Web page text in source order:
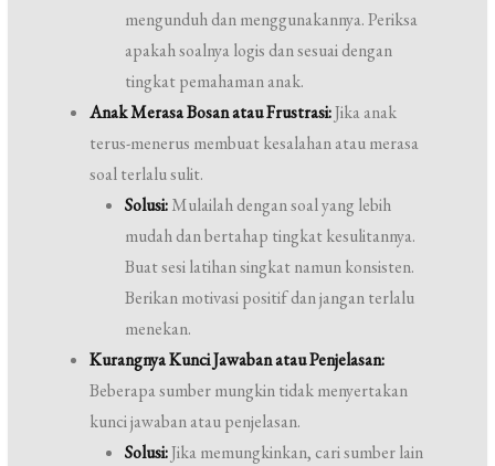
mengunduh dan menggunakannya. Periksa
apakah soalnya logis dan sesuai dengan
tingkat pemahaman anak.
Anak Merasa Bosan atau Frustrasi:Jika anak
terus-menerus membuat kesalahan atau merasa
soal terlalu sulit.
Solusi:Mulailah dengan soal yang lebih
mudah dan bertahap tingkat kesulitannya.
Buat sesi latihan singkat namun konsisten.
Berikan motivasi positif dan jangan terlalu
menekan.
Kurangnya Kunci Jawaban atau Penjelasan:
Beberapa sumber mungkin tidak menyertakan
kunci jawaban atau penjelasan.
Solusi:Jika memungkinkan, cari sumber lain